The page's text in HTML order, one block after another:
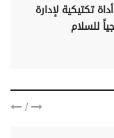
تكتيكية لإدارة
للسلام
/